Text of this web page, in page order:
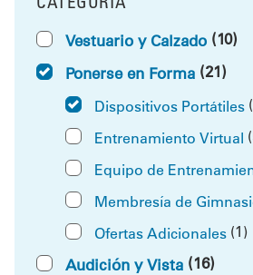
FILTRAR POR
Vestuario y Calzado (10)
Ponerse en Forma (21)
Dispositivos Portátiles
Entrenamiento Virtual
Equipo de
Membresía de
Ofertas Adicionales (1)
Audición y Vista (16)